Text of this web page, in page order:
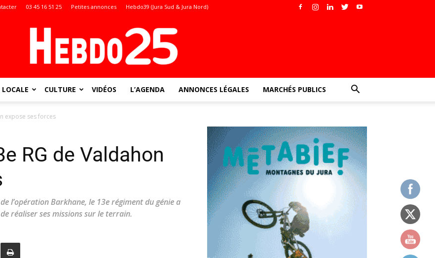
03 45 16 51 25 Petites annonces Hebdo39 (Jura Sud & Jura Nord)
:
LOCALE CULTURE VIDÉOS L’AGENDA ANNONCES LÉGALES MARCHÉS PUBLICS
expose ses forces
RG de Valdahon
l’opération Barkhane, le 13e régiment du génie a
réaliser ses missions sur le terrain.